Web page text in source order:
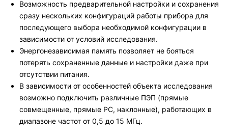
Возможность предварительной настройки и сохранения
сразу нескольких конфигураций работы прибора для
последующего выбора необходимой конфигурации в
зависимости от условий исследования.
Энергонезависимая память позволяет не бояться
потерять сохраненные данные и настройки даже при
отсутствии питания.
В зависимости от особенностей объекта исследования
возможно подключить различные ПЭП (прямые
совмещенные, прямые РС, наклонные), работающих в
диапазоне частот от 0,5 до 15 МГц.